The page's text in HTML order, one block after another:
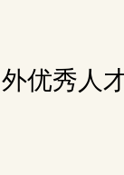
优秀人